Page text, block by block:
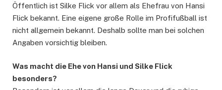
Öffentlich ist Silke Flick vor allem als Ehefrau von Hansi
Flick bekannt. Eine eigene große Rolle im Profifußball ist
nicht allgemein bekannt. Deshalb sollte man bei solchen
Angaben vorsichtig bleiben.
Was macht die Ehe von Hansi und Silke Flick
besonders?